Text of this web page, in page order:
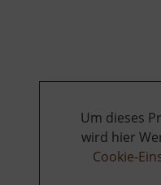
Um dieses
wird hier
Cookie-